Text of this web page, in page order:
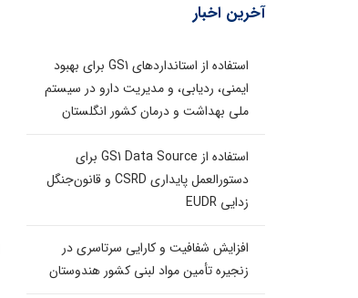
آخرین اخبار
استفاده از استانداردهای GS1 برای بهبود
ایمنی، ردیابی، و مدیریت دارو در سیستم
ملی بهداشت و درمان کشور انگلستان
استفاده از GS1 Data Source برای
دستورالعمل پایداری CSRD و قانون‌جنگل
زدایی EUDR
افزایش شفافیت و کارایی سرتاسری در
زنجیره تأمین مواد لبنی کشور هندوستان